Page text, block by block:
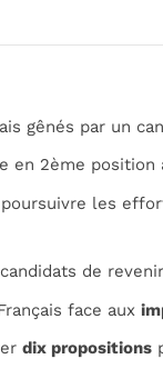
gênés par un
en 2ème position
les
de
face aux
dix propositions